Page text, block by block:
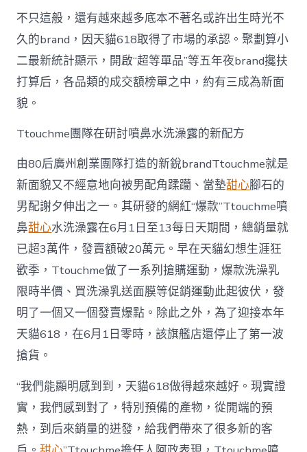
不只這般，還有越來越多底本不著名或許出生時光不
久的brand，因天貓618取得了市場的承認。聚劃算小
二最新統計顯示，開啟“超等單品”等五年夜brand攙扶
打算后，各品類的成交額榜單之中，約有三成為新面
貌。
Ttouchme團隊在研討噴鼻水洗澡露的新配方
由80后廣州創業團隊打造的新銳brandTtouchme就是
新面貌又不經意地向被男配角蹂躪、當墊甜心腳石的
男配謝夕伸出之一。其研發的網紅“爆款”Ttouchme噴
鼻甜心水洗澡露在6月1日至13每日天期間，總銷量就
已超3萬件，發賣額破20萬元。早在天貓幻想生涯狂
歡季，Ttouchme做了一系列搶購運動，爆款洗澡乳
限時半價、買洗澡乳送面膜等促銷運動此起彼伏，發
明了一個又一個發賣爆點。除此之外，為了迎接本年
天貓618，在6月1日零時，該旗艦店還停止了第一波
搶貨。
“我們能顯明感到到，天貓618做得越來越好。現實證
實，我們感到對了，特別預備的產物，從開端的預
熱，到后來銷量的迸發，給我們帶來了很多新的客